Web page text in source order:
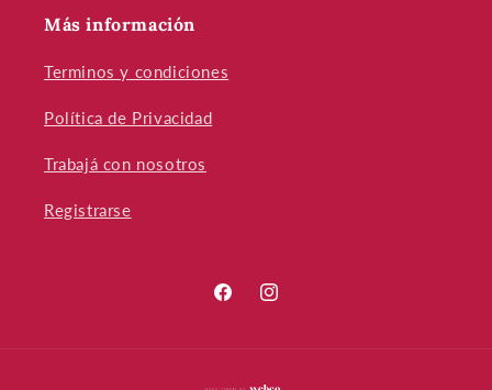
Más información
Terminos y condiciones
Política de Privacidad
Trabajá con nosotros
Registrarse
FacebookInstagram